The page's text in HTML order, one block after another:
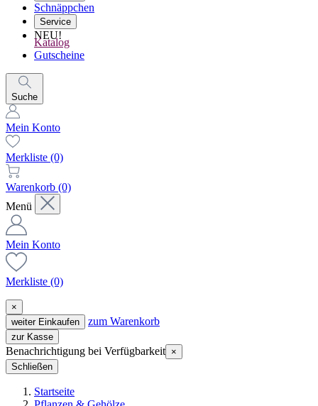
Schnäppchen
Service
NEU!
Katalog
Gutscheine
Suche
Mein Konto
Merkliste (0)
Warenkorb (0)
Menü
Mein Konto
Merkliste (0)
×
weiter Einkaufen
zum Warenkorb
zur Kasse
Benachrichtigung bei Verfügbarkeit ×
Schließen
Startseite